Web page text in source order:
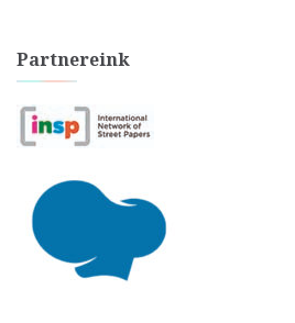
Partnereink